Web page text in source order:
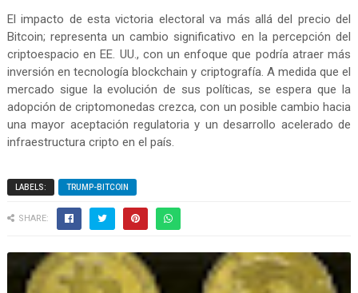
El impacto de esta victoria electoral va más allá del precio del
Bitcoin; representa un cambio significativo en la percepción del
criptoespacio en EE. UU., con un enfoque que podría atraer más
inversión en tecnología blockchain y criptografía. A medida que el
mercado sigue la evolución de sus políticas, se espera que la
adopción de criptomonedas crezca, con un posible cambio hacia
una mayor aceptación regulatoria y un desarrollo acelerado de
infraestructura cripto en el país.
LABELS: TRUMP-BITCOIN
SHARE: